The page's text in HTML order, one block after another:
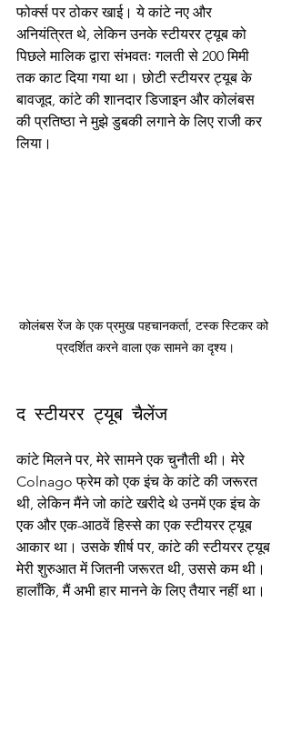
फोर्क्स पर ठोकर खाई। ये कांटे नए और
अनियंत्रित थे, लेकिन उनके स्टीयरर ट्यूब को
पिछले मालिक द्वारा संभवतः गलती से 200 मिमी
तक काट दिया गया था। छोटी स्टीयरर ट्यूब के
बावजूद, कांटे की शानदार डिजाइन और कोलंबस
की प्रतिष्ठा ने मुझे डुबकी लगाने के लिए राजी कर
लिया।
कोलंबस रेंज के एक प्रमुख पहचानकर्ता, टस्क स्टिकर को
प्रदर्शित करने वाला एक सामने का दृश्य।
द स्टीयरर ट्यूब चैलेंज
कांटे मिलने पर, मेरे सामने एक चुनौती थी। मेरे
Colnago फ्रेम को एक इंच के कांटे की जरूरत
थी, लेकिन मैंने जो कांटे खरीदे थे उनमें एक इंच के
एक और एक-आठवें हिस्से का एक स्टीयरर ट्यूब
आकार था। उसके शीर्ष पर, कांटे की स्टीयरर ट्यूब
मेरी शुरुआत में जितनी जरूरत थी, उससे कम थी।
हालाँकि, मैं अभी हार मानने के लिए तैयार नहीं था।